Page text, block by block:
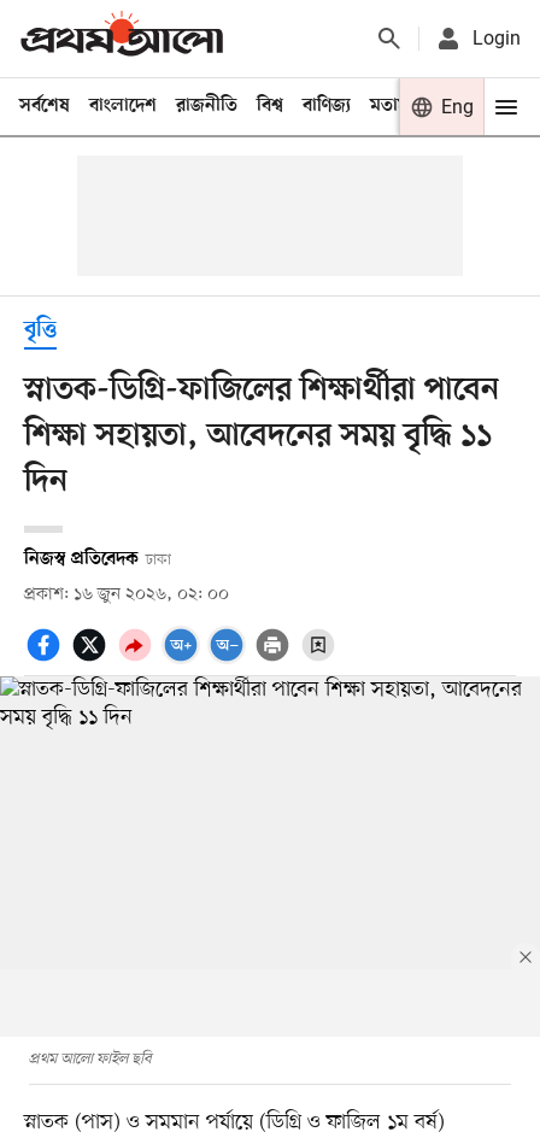
Login
সর্বশেষ বাংলাদেশ রাজনীতি বিশ্ব বাণিজ্য মতামত খেলা
Eng
বৃত্তি
স্নাতক-ডিগ্রি-ফাজিলের শিক্ষার্থীরা পাবেন
শিক্ষা সহায়তা, আবেদনের সময় বৃদ্ধি ১১
দিন
নিজস্ব প্রতিবেদক ঢাকা
প্রকাশ: ১৬ জুন ২০২৬, ০২: ০০
প্রথম আলো ফাইল ছবি
স্নাতক (পাস) ও সমমান পর্যায়ে (ডিগ্রি ও ফাজিল ১ম বর্ষ)